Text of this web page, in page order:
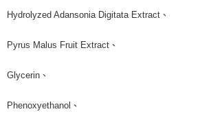
Hydrolyzed Adansonia Digitata Extract、
Pyrus Malus Fruit Extract、
Glycerin、
Phenoxyethanol、